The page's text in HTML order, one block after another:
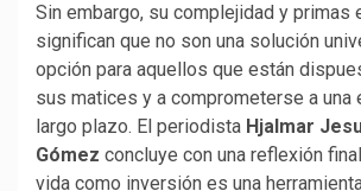
Sin embargo, su complejidad y primas
significan que no son una solución
opción para aquellos que están
sus matices y a comprometerse a una
largo plazo. El periodista Hjalmar
Gómez concluye con una reflexión
vida como inversión es una